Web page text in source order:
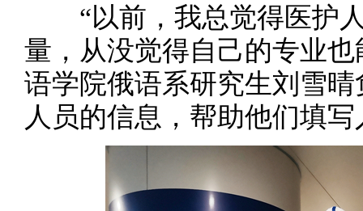
“以前，我总觉得医护人
量，从没觉得自己的专业
语学院俄语系研究生刘雪
人员的信息，帮助他们填